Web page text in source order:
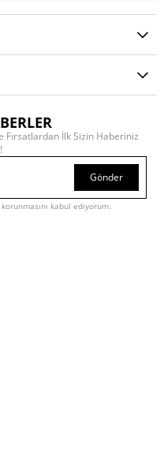
İlk Sizin Haberiniz
Gönder
korunmasını kabul ediyorum.